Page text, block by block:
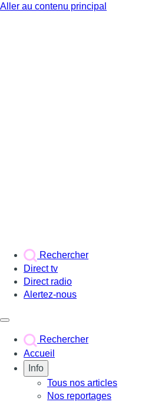
Aller au contenu principal
Rechercher
Direct tv
Direct radio
Alertez-nous
Rechercher
Accueil
Info
Tous nos articles
Nos reportages